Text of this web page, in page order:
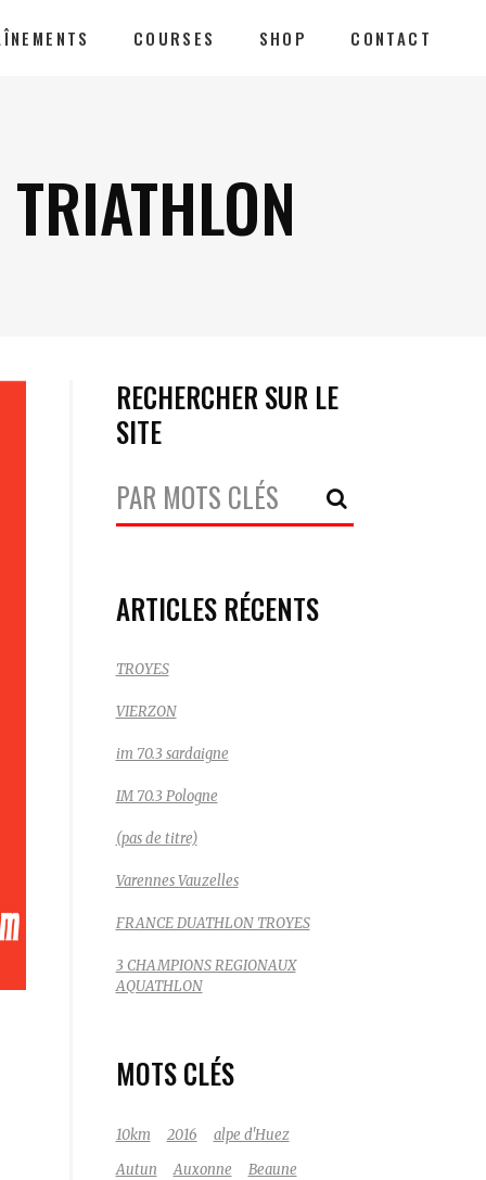
COURSES SHOP CONTACT
RECHERCHER SUR LE
SITE
Votre
Recherche:
ARTICLES RÉCENTS
TROYES
VIERZON
im 70.3 sardaigne
IM 70.3 Pologne
(pas de titre)
Varennes Vauzelles
FRANCE DUATHLON TROYES
3 CHAMPIONS REGIONAUX
AQUATHLON
MOTS CLÉS
10km 2016
alpe d'Huez
Autun
Auxonne
Beaune